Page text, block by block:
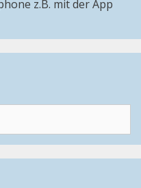
z.B. mit der App